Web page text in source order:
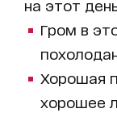
на этот
Гром в
Хорошая
хорошее